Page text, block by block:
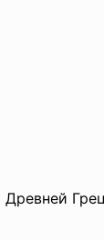
Древней